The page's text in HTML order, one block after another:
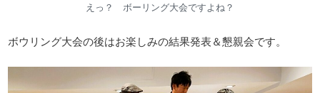
えっ？ ボーリング大会ですよね？
ボウリング大会の後はお楽しみの結果発表＆懇親会です。